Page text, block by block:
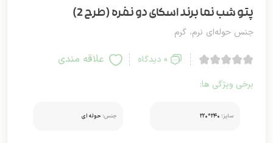
پتو شب نما برند اسکای دو نفره (طرح 2)
جنس حوله‌ای نرم، گرم
0 دیدگاه علاقه مندی
برخی ویژگی ها:
سایز: ۲۴۰*۲۲۰ جنس: حوله ای